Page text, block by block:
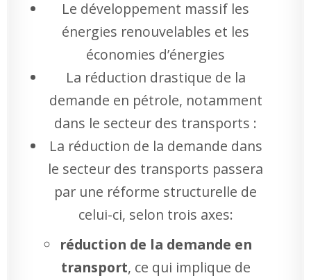
Le développement massif les
énergies renouvelables et les
économies d’énergies
La réduction drastique de la
demande en pétrole, notamment
dans le secteur des transports :
La réduction de la demande dans
le secteur des transports passera
par une réforme structurelle de
celui-ci, selon trois axes:
réduction de la demande en
transport, ce qui implique de